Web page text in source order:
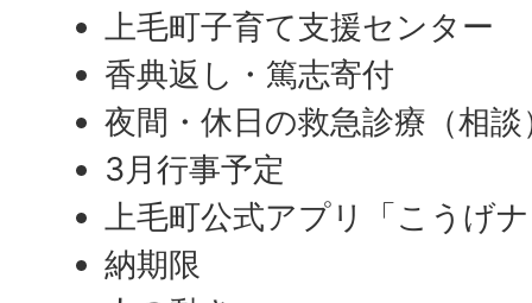
上毛町子育て支援センター
香典返し・篤志寄付
夜間・休日の救急診療（相談
3月行事予定
上毛町公式アプリ「こうげ
納期限